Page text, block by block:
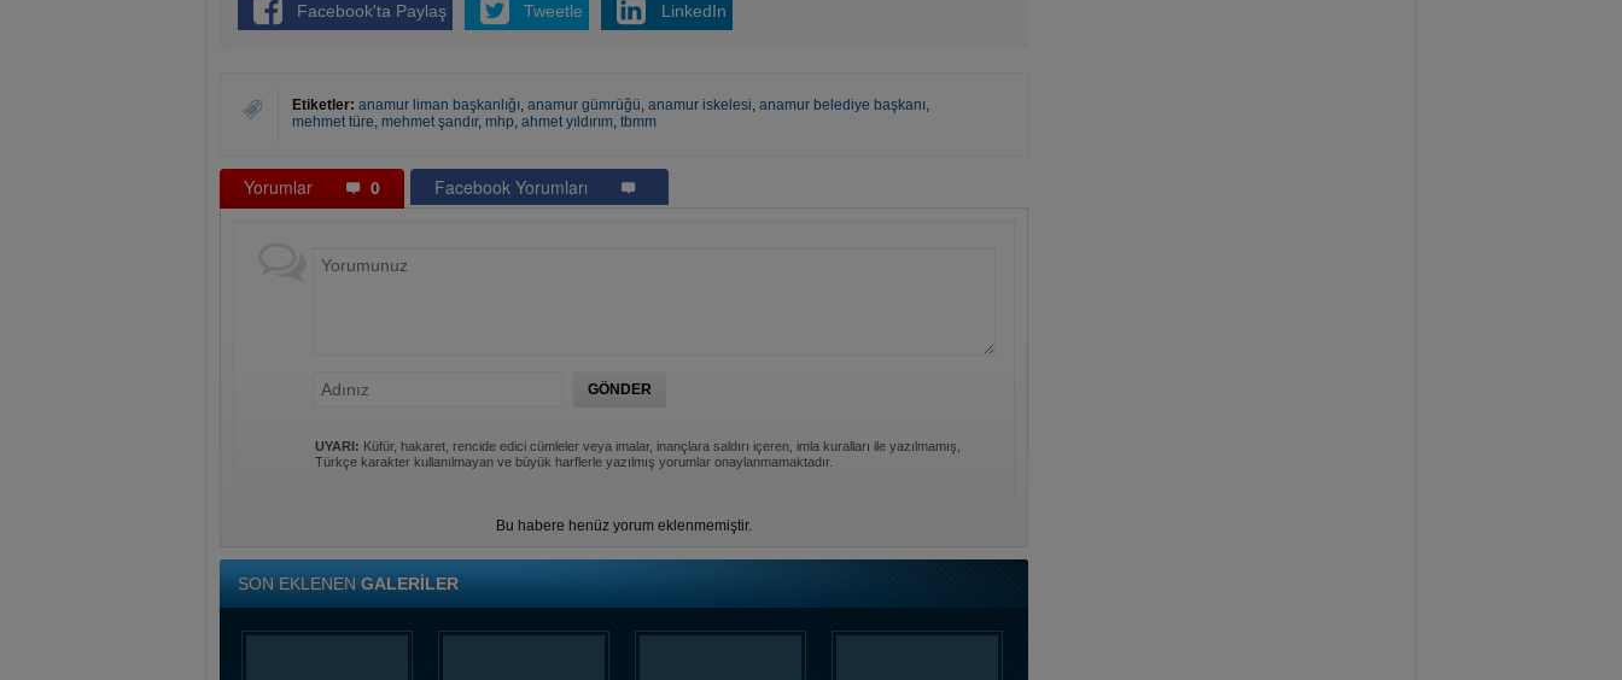
Facebook'ta Paylaş Tweetle LinkedIn
Etiketler: anamur liman başkanlığı, anamur gümrüğü, anamur iskelesi, anamur belediye başkanı,
mehmet türe, mehmet şandır, mhp, ahmet yıldırım, tbmm
Yorumlar 0 Facebook Yorumları
UYARI: Küfür, hakaret, rencide edici cümleler veya imalar, inançlara saldırı içeren, imla kuralları ile yazılmamış,
Türkçe karakter kullanılmayan ve büyük harflerle yazılmış yorumlar onaylanmamaktadır.
Bu habere henüz yorum eklenmemiştir.
SON EKLENEN GALERİLER